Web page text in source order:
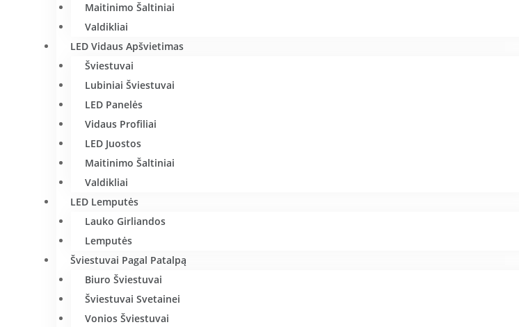
Maitinimo Šaltiniai
Valdikliai
LED Vidaus Apšvietimas
Šviestuvai
Lubiniai Šviestuvai
LED Panelės
Vidaus Profiliai
LED Juostos
Maitinimo Šaltiniai
Valdikliai
LED Lemputės
Lauko Girliandos
Lemputės
Šviestuvai Pagal Patalpą
Biuro Šviestuvai
Šviestuvai Svetainei
Vonios Šviestuvai